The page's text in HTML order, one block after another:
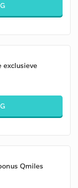
exclusieve
Qmiles